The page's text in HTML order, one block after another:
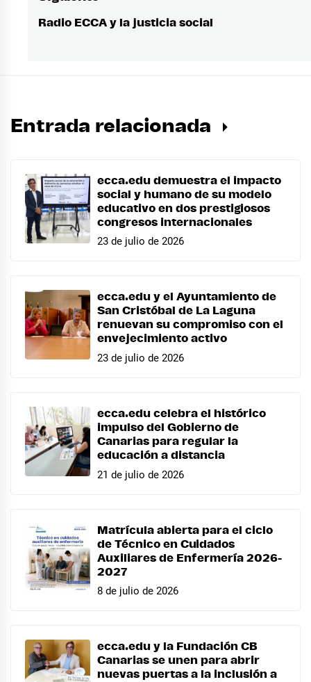
Entrada
Radio ECCA y la justicia social
Entrada relacionada
ecca.edu demuestra el impacto
social y humano de su modelo
educativo en dos prestigiosos
congresos internacionales
23 de julio de 2026
ecca.edu y el Ayuntamiento de
San Cristóbal de La Laguna
renuevan su compromiso con el
envejecimiento activo
23 de julio de 2026
ecca.edu celebra el histórico
impulso del Gobierno de
Canarias para regular la
educación a distancia
21 de julio de 2026
Matrícula abierta para el ciclo
de Técnico en Cuidados
Auxiliares de Enfermería 2026-
2027
8 de julio de 2026
ecca.edu y la Fundación CB
Canarias se unen para abrir
nuevas puertas a la inclusión a